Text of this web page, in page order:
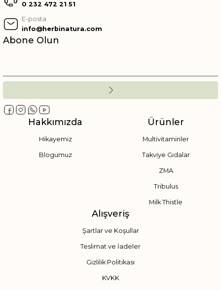
0 232 472 21 51
E-posta
info@herbinatura.com
Hakkımızda
Hikayemiz
Blogumuz
Ürünler
Multivitaminler
Takviye Gıdalar
ZMA
Tribulus
Milk Thistle
Alışveriş
Şartlar ve Koşullar
Teslimat ve İadeler
Gizlilik Politikası
KVKK
Abone Olun